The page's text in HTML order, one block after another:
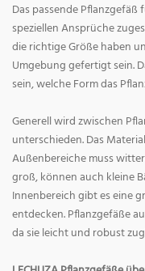
Das passende
speziellen Ansprüche
die richtige Größe haben
Umgebung gefertigt sein.
sein, welche Form das
Generell wird zwischen
unterschieden. Das
Außenbereiche muss
groß, können auch kleine
Innenbereich gibt es eine
entdecken. Pflanzgefäße
da sie leicht und robust